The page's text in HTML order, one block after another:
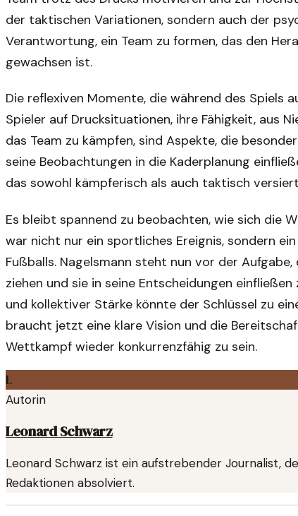
der taktischen Variationen, sondern auch der
Verantwortung, ein Team zu formen, das den
gewachsen ist.
Die reflexiven Momente, die während des Spiels
Spieler auf Drucksituationen, ihre Fähigkeit, aus
das Team zu kämpfen, sind Aspekte, die
seine Beobachtungen in die Kaderplanung
das sowohl kämpferisch als auch taktisch
Es bleibt spannend zu beobachten, wie sich die
war nicht nur ein sportliches Ereignis, sondern
Fußballs. Nagelsmann steht nun vor der
ziehen und sie in seine Entscheidungen
und kollektiver Stärke könnte der Schlüssel zu
braucht jetzt eine klare Vision und die
Wettkampf wieder konkurrenzfähig zu sein.
L
Autorin
Leonard Schwarz
Leonard Schwarz ist ein aufstrebender Journalist,
Redaktionen absolviert.